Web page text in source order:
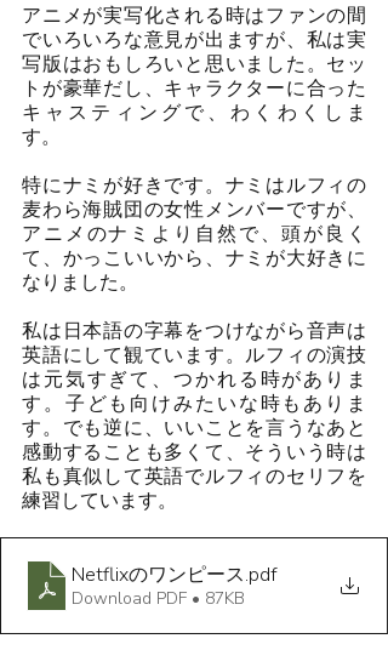
アニメが実写化される時はファンの間
でいろいろな意見が出ますが、私は実
写版はおもしろいと思いました。セッ
トが豪華だし、キャラクターに合った
キャスティングで、わくわくしま
す。
特にナミが好きです。ナミはルフィの
麦わら海賊団の女性メンバーですが、
アニメのナミより自然で、頭が良く
て、かっこいいから、ナミが大好きに
なりました。
私は日本語の字幕をつけながら音声は
英語にして観ています。ルフィの演技
は元気すぎて、つかれる時がありま
す。子ども向けみたいな時もありま
す。でも逆に、いいことを言うなあと
感動することも多くて、そういう時は
私も真似して英語でルフィのセリフを
練習しています。
Netflixのワンピース.pdf
Download PDF • 87KB